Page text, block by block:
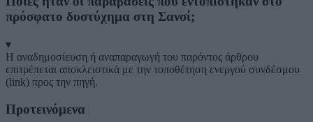
πρόσφατο δυστύχημα στη Σανσί;
▾
Η αναδημοσίευση ή αναπαραγωγή του παρόντος άρθρου
επιτρέπεται αποκλειστικά με την τοποθέτηση ενεργού συνδέσμου
(link) προς την πηγή.
Προτεινόμενα